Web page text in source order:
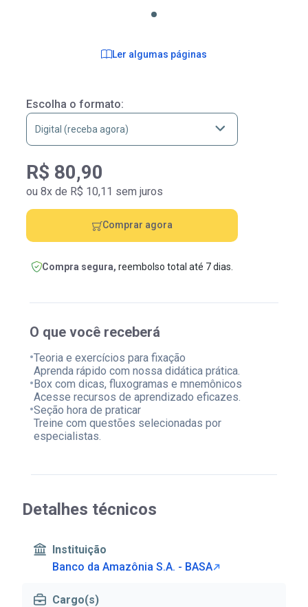
Ler algumas páginas
O que você receberá
•Teoria e exercícios para fixação
Aprenda rápido com nossa didática prática.
•Box com dicas, fluxogramas e mnemônicos
Acesse recursos de aprendizado eficazes.
•Seção hora de praticar
Treine com questões selecionadas por
especialistas.
Escolha o formato:
R$ 80,90
ou 8x de R$ 10,11 sem juros
Comprar agora
Compra segura, reembolso total até 7 dias.
Detalhes técnicos
Instituição
Banco da Amazônia S.A. - BASA
Cargo(s)